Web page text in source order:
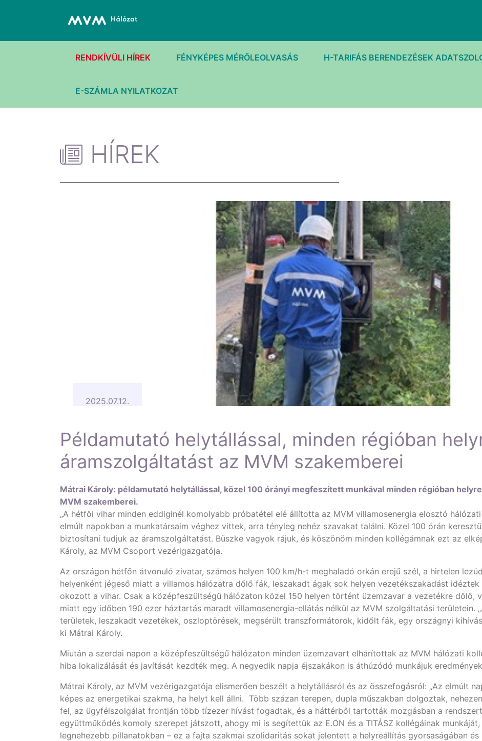
RENDKÍVÜLI HÍREK FÉNYKÉPES MÉRŐLEOLVASÁS H-TARIFÁS BERENDEZÉSEK
E-SZÁMLA NYILATKOZAT
HÍREK
2025.07.12.
Példamutató helytállással, minden régióban
áramszolgáltatást az MVM szakemberei
Mátrai Károly: példamutató helytállással, közel 100 órányi megfeszített munkával minden régióban
MVM szakemberei.
„A hétfői vihar minden eddiginél komolyabb próbatétel elé állította az MVM villamosenergia elosztó
elmúlt napokban a munkatársaim véghez vittek, arra tényleg nehéz szavakat találni. Közel 100 órán
biztosítani tudjuk az áramszolgáltatást. Büszke vagyok rájuk, és köszönöm minden kollégámnak ezt az
Károly, az MVM Csoport vezérigazgatója.
Az országon hétfőn átvonuló zivatar, számos helyen 100 km/h-t meghaladó orkán erejű szél, a hirtelen
helyenként jégeső miatt a villamos hálózatra dőlő fák, leszakadt ágak sok helyen vezetékszakadást
okozott a vihar. Csak a középfeszültségű hálózaton közel 150 helyen történt üzemzavar a vezetékre dőlő,
miatt egy időben 190 ezer háztartás maradt villamosenergia-ellátás nélkül az MVM szolgáltatási területein.
területek, leszakadt vezetékek, oszloptörések, megsérült transzformátorok, kidőlt fák, egy országnyi
ki Mátrai Károly.
Miután a szerdai napon a középfeszültségű hálózaton minden üzemzavart elhárítottak az MVM hálózati
hiba lokalizálását és javítását kezdték meg. A negyedik napja éjszakákon is áthúzódó munkájuk
Mátrai Károly, az MVM vezérigazgatója elismerően beszélt a helytállásról és az összefogásról: „Az elmúlt
képes az energetikai szakma, ha helyt kell állni. Több százan terepen, dupla műszakban dolgoztak,
fel, az ügyfélszolgálat frontján több tízezer hívást fogadtak, és a háttérből tartották mozgásban a
együttműködés komoly szerepet játszott, ahogy mi is segítettük az E.ON és a TITÁSZ kollégáinak
legnehezebb pillanatokban – ez a fajta szakmai szolidaritás sokat jelentett a helyreállítás gyorsaságában és